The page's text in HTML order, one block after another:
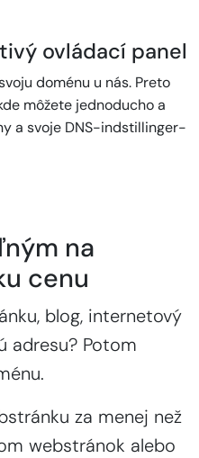
ovládací panel
doménu u nás. Preto
môžete jednoducho a
a svoje DNS-indstillinger-
na
cenu
blog, internetový
adresu? Potom
za menej než
webstránok alebo